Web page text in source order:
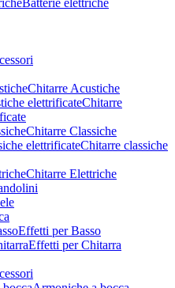
Chitarre Acustiche
Chitarre
Chitarre Classiche
Chitarre classiche
Chitarre Elettriche
Effetti per Basso
Effetti per Chitarra